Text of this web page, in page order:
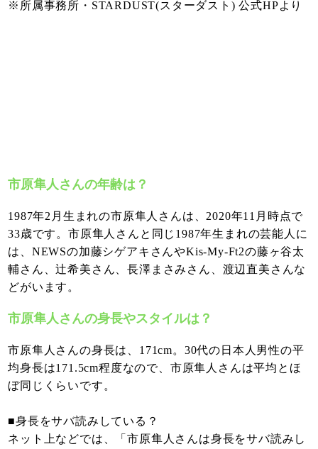
※所属事務所・STARDUST(スターダスト) 公式HPより
市原隼人さんの年齢は？
1987年2月生まれの市原隼人さんは、2020年11月時点で
33歳です。市原隼人さんと同じ1987年生まれの芸能人に
は、NEWSの加藤シゲアキさんやKis-My-Ft2の藤ヶ谷太
輔さん、辻希美さん、長澤まさみさん、渡辺直美さんな
どがいます。
市原隼人さんの身長やスタイルは？
市原隼人さんの身長は、171cm。30代の日本人男性の平
均身長は171.5cm程度なので、市原隼人さんは平均とほ
ぼ同じくらいです。
■身長をサバ読みしている？
ネット上などでは、「市原隼人さんは身長をサバ読みし